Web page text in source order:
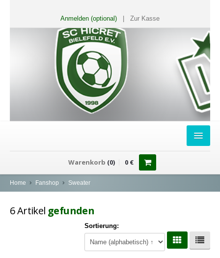
Anmelden (optional) Zur Kasse
FANSHOP
T-Shirts
Warenkorb (0) 0€
Home Fanshop Sweater
6Artikel gefunden
Sortierung: